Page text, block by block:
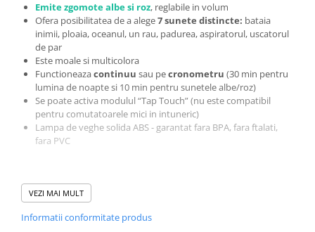
Emite zgomote albe si roz, reglabile in volum
Ofera posibilitatea de a alege7 sunete distincte: bataia
inimii, ploaia, oceanul, un rau, padurea, aspiratorul, uscatorul
de par
Este moale si multicolora
Functioneazacontinuu sau pecronometru (30 min pentru
lumina de noapte si 10 min pentru sunetele albe/roz)
Se poate activa modulul “Tap Touch” (nu este compatibil
pentru comutatoarele mici in intuneric)
Lampa de veghe solida ABS - garantat fara BPA, fara ftalati,
fara PVC
Specificatii:
incluse
VEZI MAI MULT
Informatii conformitate produs